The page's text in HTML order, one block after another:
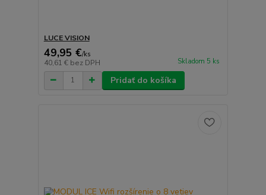
LUCE VISION
49,95 €/ks
40,61 € bez DPH Skladom 5 ks
Pridať do košíka